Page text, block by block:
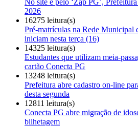
No site e pelo ‘Zap PG’,
2026
16275 leitura(s)
Pré-matrículas na Rede Municipal
iniciam nesta terça (16)
14325 leitura(s)
Estudantes que utilizam meia-
cartão Conecta PG
13248 leitura(s)
Prefeitura abre cadastro on-line
desta segunda
12811 leitura(s)
Conecta PG abre migração de
bilhetagem